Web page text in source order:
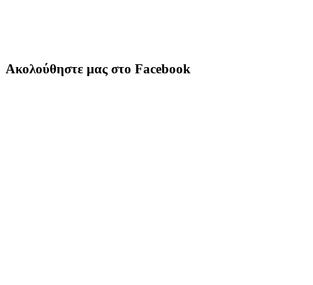
Ακολούθηστε μας στο Facebook